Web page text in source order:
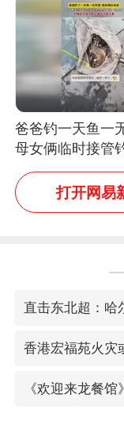
爸爸钓一天鱼一
母女俩临时接管
玩具鱼竿钓上大
打开网易
《欢迎来龙餐馆